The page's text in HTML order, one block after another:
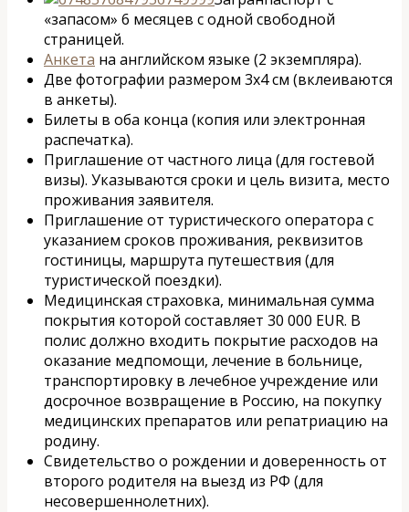
«запасом» 6 месяцев с одной свободной
страницей.
Анкета на английском языке (2 экземпляра).
Две фотографии размером 3х4 см (вклеиваются
в анкеты).
Билеты в оба конца (копия или электронная
распечатка).
Приглашение от частного лица (для гостевой
визы). Указываются сроки и цель визита, место
проживания заявителя.
Приглашение от туристического оператора с
указанием сроков проживания, реквизитов
гостиницы, маршрута путешествия (для
туристической поездки).
Медицинская страховка, минимальная сумма
покрытия которой составляет 30 000 EUR. В
полис должно входить покрытие расходов на
оказание медпомощи, лечение в больнице,
транспортировку в лечебное учреждение или
досрочное возвращение в Россию, на покупку
медицинских препаратов или репатриацию на
родину.
Свидетельство о рождении и доверенность от
второго родителя на выезд из РФ (для
несовершеннолетних).